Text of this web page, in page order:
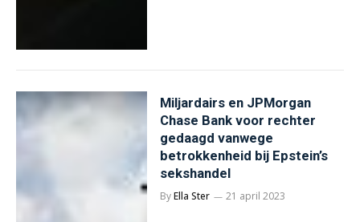
Miljardairs en JPMorgan
Chase Bank voor rechter
gedaagd vanwege
betrokkenheid bij Epstein’s
sekshandel
ByElla Ster 21 april 2023